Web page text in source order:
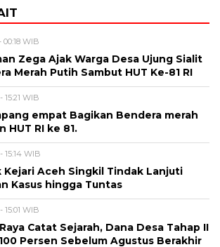
00:18 WIB
Zega Ajak Warga Desa Ujung Sialit
Merah Putih Sambut HUT Ke-81 RI
15:21 WIB
empat Bagikan Bendera merah
HUT RI ke 81.
15:14 WIB
Kejari Aceh Singkil Tindak Lanjuti
Kasus hingga Tuntas
15:01 WIB
Catat Sejarah, Dana Desa Tahap II
Persen Sebelum Agustus Berakhir